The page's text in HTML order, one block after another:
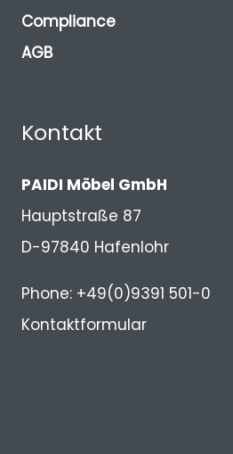
Compliance
AGB
Kontakt
PAIDI Möbel GmbH
Hauptstraße 87
D-97840 Hafenlohr
Phone: +49(0)9391 501-0
Kontaktformular